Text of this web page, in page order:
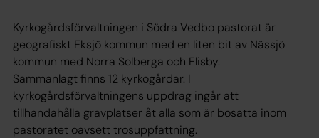
Kyrkogårdsförvaltningen i Södra Vedbo pastorat är
geografiskt Eksjö kommun med en liten bit av Nässjö
kommun med Norra Solberga och Flisby.
Sammanlagt finns 12 kyrkogårdar. I
kyrkogårdsförvaltningens uppdrag ingår att
tillhandahålla gravplatser åt alla som är bosatta inom
pastoratet oavsett trosuppfattning.